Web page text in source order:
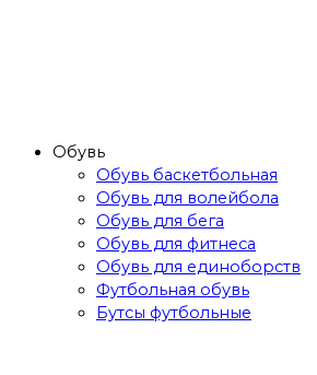
Обувь
Обувь баскетбольная
Обувь для волейбола
Обувь для бега
Обувь для фитнеса
Обувь для единоборств
Футбольная обувь
Бутсы футбольные